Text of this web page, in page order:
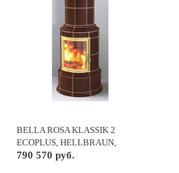
BELLA ROSA KLASSIK 2
ECOPLUS, HELLBRAUN,
РАМКА ЗОЛОТО
790 570 руб.